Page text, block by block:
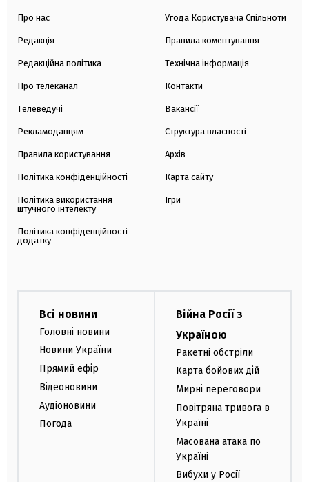
Про нас
Редакція
Редакційна політика
Про телеканал
Телеведучі
Рекламодавцям
Правила користування
Політика конфіденційності
Політика використання
штучного інтелекту
Політика конфіденційності
додатку
Угода Користувача Спільноти
Правила коментування
Технічна інформація
Контакти
Вакансії
Структура власності
Архів
Карта сайту
Ігри
Всі новини
Головні новини
Новини України
Прямий ефір
Відеоновини
Аудіоновини
Погода
Війна Росії з
Україною
Ракетні обстріли
Карта бойових дій
Мирні переговори
Повітряна тривога в
Україні
Масована атака по
Україні
Вибухи у Росії